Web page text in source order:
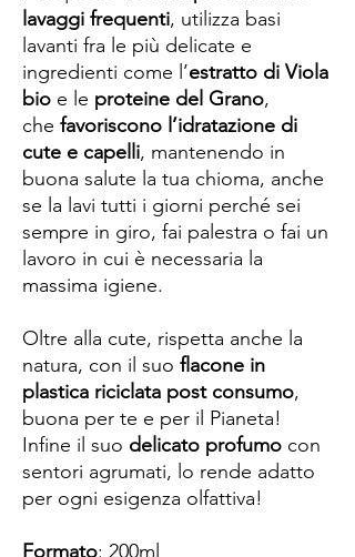
lavaggi frequenti, utilizza basi
lavanti fra le più delicate e
ingredienti come l’estratto di Viola
bio e le proteine del Grano,
che favoriscono l’idratazione di
cute e capelli, mantenendo in
buona salute la tua chioma, anche
se la lavi tutti i giorni perché sei
sempre in giro, fai palestra o fai un
lavoro in cui è necessaria la
massima igiene.
Oltre alla cute, rispetta anche la
natura, con il suo flacone in
plastica riciclata post consumo,
buona per te e per il Pianeta!
Infine il suo delicato profumo con
sentori agrumati, lo rende adatto
per ogni esigenza olfattiva!
Formato: 200ml